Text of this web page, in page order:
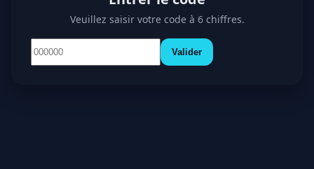
Veuillez saisir votre code à 6 chiffres.
Valider